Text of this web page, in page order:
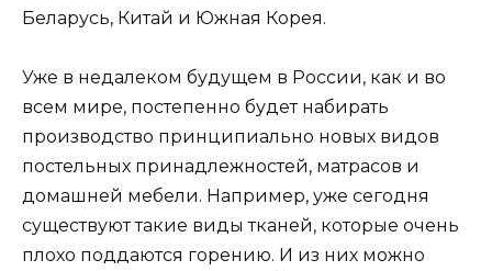
Беларусь, Китай и Южная Корея.
Уже в недалеком будущем в России, как и во
всем мире, постепенно будет набирать
производство принципиально новых видов
постельных принадлежностей, матрасов и
домашней мебели. Например, уже сегодня
существуют такие виды тканей, которые очень
плохо поддаются горению. И из них можно